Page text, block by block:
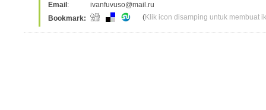
Email :
ivanfuvuso@mail.ru
Bookmark:
(Klik icon disamping untuk membuat